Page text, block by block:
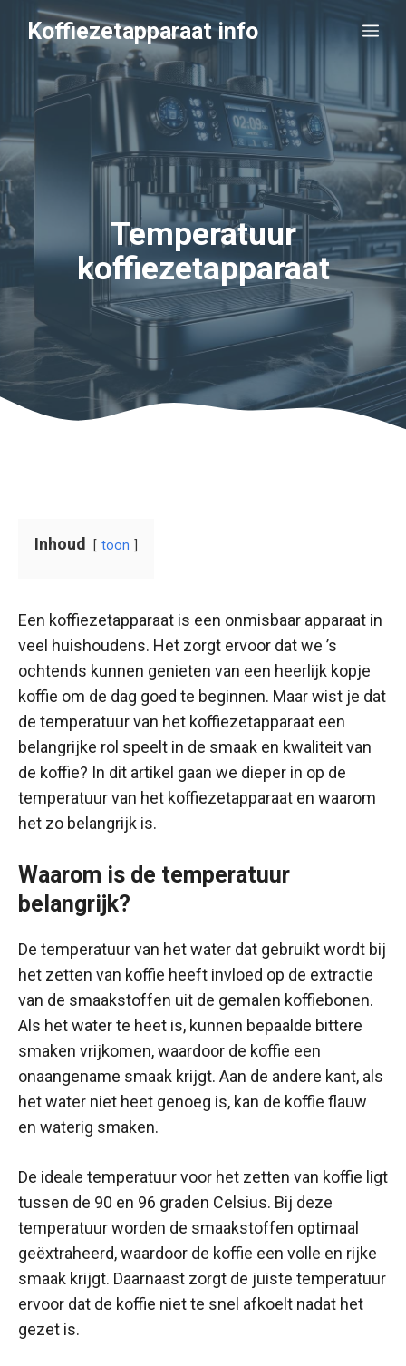
naar
inhoud
Koffiezetapparaat info
Temperatuur
koffiezetapparaat
Inhoud toon
Een koffiezetapparaat is een onmisbaar apparaat in
veel huishoudens. Het zorgt ervoor dat we ’s
ochtends kunnen genieten van een heerlijk kopje
koffie om de dag goed te beginnen. Maar wist je dat
de temperatuur van het koffiezetapparaat een
belangrijke rol speelt in de smaak en kwaliteit van
de koffie? In dit artikel gaan we dieper in op de
temperatuur van het koffiezetapparaat en waarom
het zo belangrijk is.
Waarom is de temperatuur
belangrijk?
De temperatuur van het water dat gebruikt wordt bij
het zetten van koffie heeft invloed op de extractie
van de smaakstoffen uit de gemalen koffiebonen.
Als het water te heet is, kunnen bepaalde bittere
smaken vrijkomen, waardoor de koffie een
onaangename smaak krijgt. Aan de andere kant, als
het water niet heet genoeg is, kan de koffie flauw
en waterig smaken.
De ideale temperatuur voor het zetten van koffie ligt
tussen de 90 en 96 graden Celsius. Bij deze
temperatuur worden de smaakstoffen optimaal
geëxtraheerd, waardoor de koffie een volle en rijke
smaak krijgt. Daarnaast zorgt de juiste temperatuur
ervoor dat de koffie niet te snel afkoelt nadat het
gezet is.